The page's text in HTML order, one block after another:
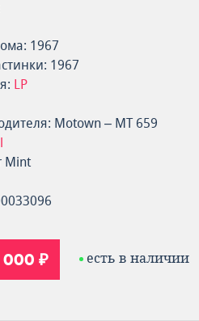
1967
1967
LP
Motown – MT 659
Mint
000 ₽ есть в наличии